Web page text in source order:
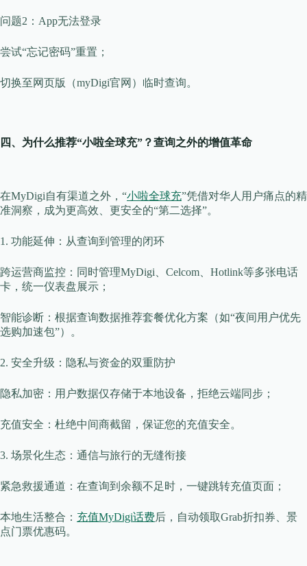
​​问题2：App无法登录​​
尝试“忘记密码”重置；
切换至网页版（myDigi官网）临时查询。
​​四、为什么推荐“小啦全球充”？查询之外的增值革命​​
在MyDigi自有渠道之外，“小啦全球充”凭借对华人用户痛点的精
准洞察，成为更高效、更安全的“第二选择”。
​​1. 功能延伸：从查询到管理的闭环​​
​​跨运营商监控​​：同时管理MyDigi、Celcom、Hotlink等多张电话
卡，统一仪表盘展示；
​​智能诊断​​：根据查询数据推荐套餐优化方案（如“夜间用户优先
选购加速包”）。
​​2. 安全升级：隐私与资金的双重防护​​
​​隐私加密​​：用户数据仅存储于本地设备，拒绝云端同步；
​​充值安全​​：杜绝中间商截留，保证您的充值安全。
​​3. 场景化生态：通信与旅行的无缝衔接​​
​​紧急救援通道​​：在查询到余额不足时，一键跳转充值页面；
​​本地生活整合​​： 充值MyDigi话费后，自动领取Grab折扣券、景
点门票优惠码。